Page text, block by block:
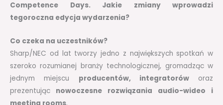
Competence Days. Jakie zmiany wprowadzi
tegoroczna edycja wydarzenia?
Co czeka na uczestników?
Sharp/NEC od lat tworzy jedno z największych spotkań w
szeroko rozumianej branży technologicznej, gromadząc w
jednym miejscu producentów, integratoróworaz
prezentując nowoczesne rozwiązania audio-wideo i